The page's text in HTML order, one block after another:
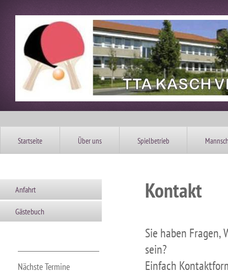
Startseite Über uns Spielbetrieb
Anfahrt
Gästebuch
Nächste Termine
Kontakt
Sie haben Fragen,
sein?
Einfach